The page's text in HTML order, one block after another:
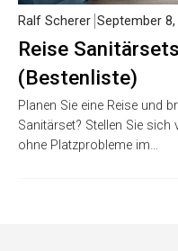
Reise
(Bestenliste)
Ralf Scherer September
Planen Sie eine Reise und
Sanitärset? Stellen Sie sich
ohne Platzprobleme im…